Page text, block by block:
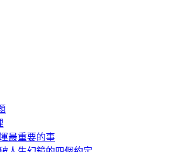
最重要的事